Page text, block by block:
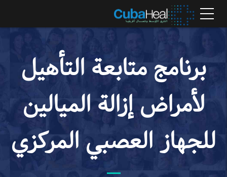
برنامج متابعة التأهيل
لأمراض إزالة الميالين
للجهاز العصبي المركزي